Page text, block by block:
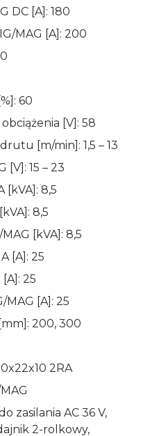
DC [A]: 180
MAG [A]: 200
60
[V]: 58
[m/min]: 1,5 – 13
[V]: 15 – 23
[kVA]: 8,5
8,5
[kVA]: 8,5
[A]: 25
25
[A]: 25
200, 300
2RA
zasilania AC 36 V,
2-rolkowy,